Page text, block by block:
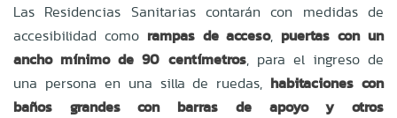
Las Residencias Sanitarias contarán con medidas de
accesibilidad como rampas de acceso, puertas con un
ancho mínimo de 90 centímetros, para el ingreso de
una persona en una silla de ruedas, habitaciones con
baños grandes con barras de apoyo y otros